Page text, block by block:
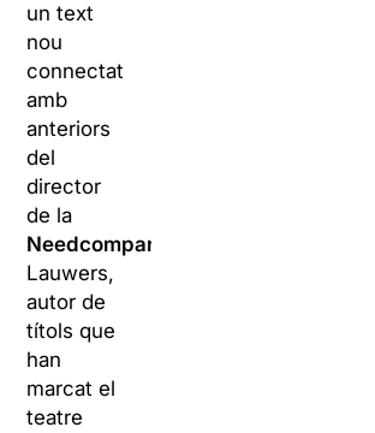
un text
nou
connectat
amb
anteriors
del
director
de la
Needcompany
Lauwers,
autor de
títols que
han
marcat el
teatre